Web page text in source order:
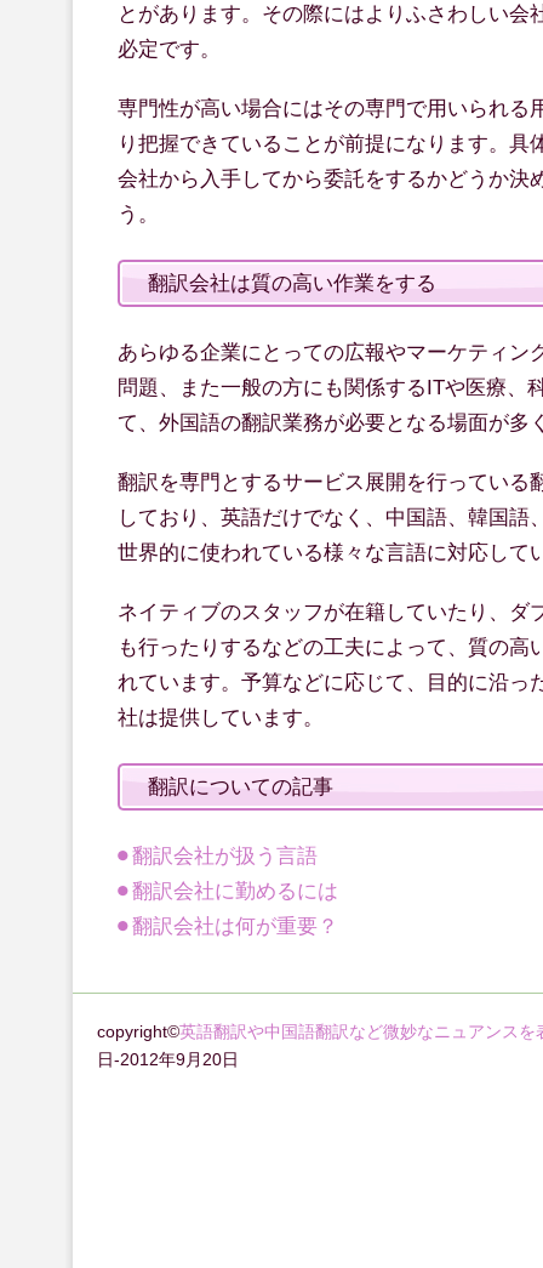
とがあります。その際にはよりふさわしい会
必定です。
専門性が高い場合にはその専門で用いられる
り把握できていることが前提になります。具
会社から入手してから委託をするかどうか決
う。
翻訳会社は質の高い作業をする
あらゆる企業にとっての広報やマーケティン
問題、また一般の方にも関係するITや医療、
て、外国語の翻訳業務が必要となる場面が多
翻訳を専門とするサービス展開を行っている
しており、英語だけでなく、中国語、韓国語
世界的に使われている様々な言語に対応して
ネイティブのスタッフが在籍していたり、ダ
も行ったりするなどの工夫によって、質の高
れています。予算などに応じて、目的に沿っ
社は提供しています。
翻訳についての記事
翻訳会社が扱う言語
翻訳会社に勤めるには
翻訳会社は何が重要？
copyright©英語翻訳や中国語翻訳など微妙なニュアンス
日-2012年9月20日